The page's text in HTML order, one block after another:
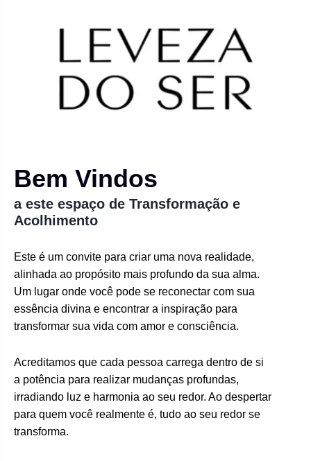
Bem Vindos
a este espaço de Transformação e
Acolhimento
Este é um convite para criar uma nova realidade,
alinhada ao propósito mais profundo da sua alma.
Um lugar onde você pode se reconectar com sua
essência divina e encontrar a inspiração para
transformar sua vida com amor e consciência.
Acreditamos que cada pessoa carrega dentro de si
a potência para realizar mudanças profundas,
irradiando luz e harmonia ao seu redor. Ao despertar
para quem você realmente é, tudo ao seu redor se
transforma.